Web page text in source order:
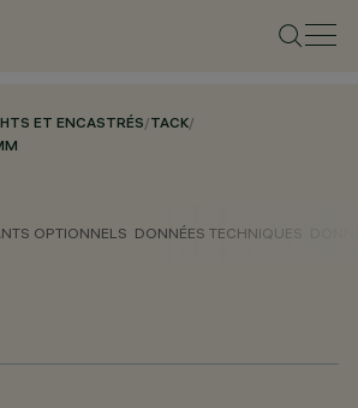
ET ENCASTRÉS/TACK/
OPTIONNELS DONNÉES TECHNIQUES